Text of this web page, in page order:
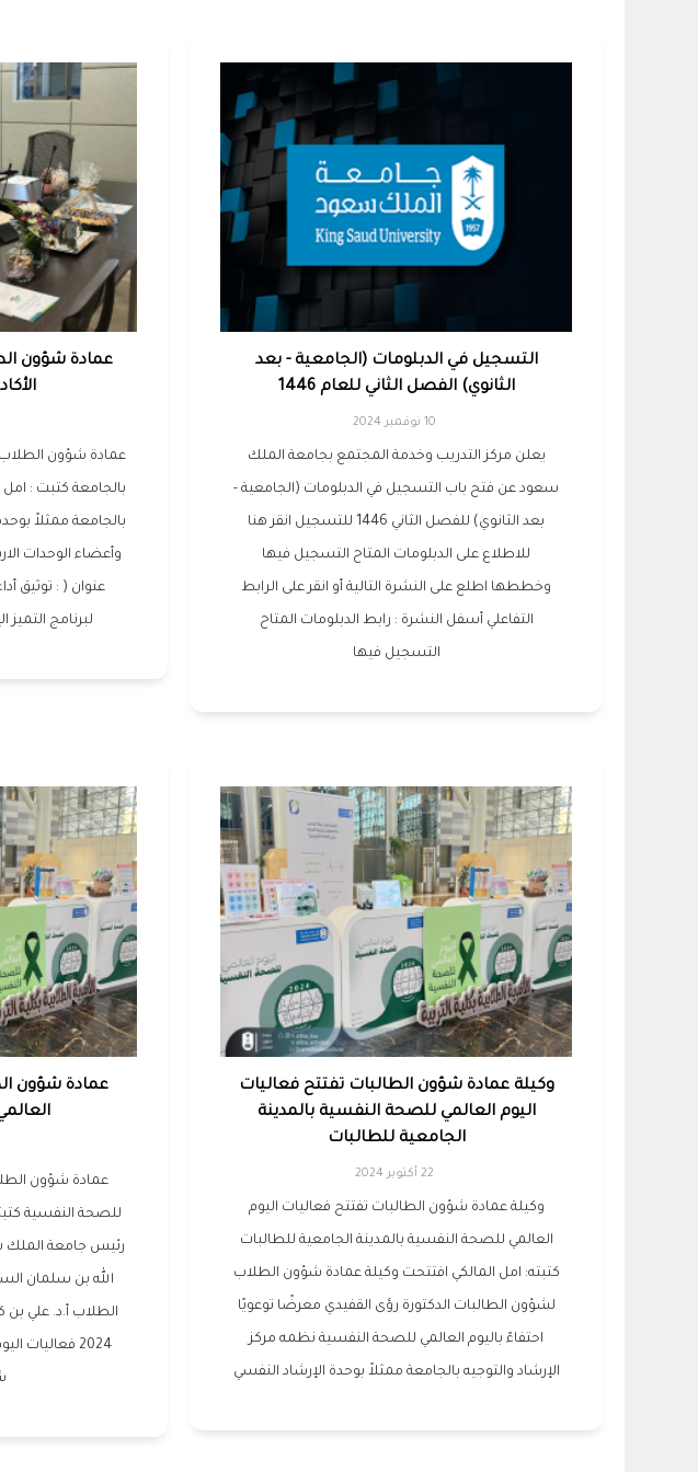
التسجيل في الدبلومات (الجامعية - بعد
الثانوي) الفصل الثاني للعام 1446
10 نوفمبر 2024
يعلن مركز التدريب وخدمة المجتمع بجامعة الملك
سعود عن فتح باب التسجيل في الدبلومات (الجامعية -
بعد الثانوي) للفصل الثاني 1446 للتسجيل انقر هنا
للاطلاع على الدبلومات المتاح التسجيل فيها
وخططها اطلع على النشرة التالية أو انقر على الرابط
التفاعلي أسفل النشرة : رابط الدبلومات المتاح
التسجيل فيها
عمادة شؤون
عمادة شؤون الطلاب
بالجامعة كتبت : امل
بالجامعة ممثلاً
وأعضاء الوحدات
عنوان ( : توثيق
لبرنامج التميز
وكيلة عمادة شؤون الطالبات تفتتح فعاليات
اليوم العالمي للصحة النفسية بالمدينة
الجامعية للطالبات
22 أكتوبر 2024
وكيلة عمادة شؤون الطالبات تفتتح فعاليات اليوم
العالمي للصحة النفسية بالمدينة الجامعية للطالبات
كتبته: امل المالكي افتتحت وكيلة عمادة شؤون الطلاب
لشؤون الطالبات الدكتورة رؤى القفيدي معرضًا توعويًا
احتفاءً باليوم العالمي للصحة النفسية نظمه مركز
الإرشاد والتوجيه بالجامعة ممثلاً بوحدة الإرشاد النفسي
عمادة شؤون
عمادة شؤون
للصحة النفسية
رئيس جامعة الملك
الله بن سلمان
2024